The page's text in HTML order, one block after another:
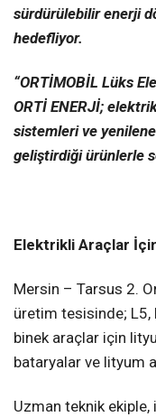
sürdürülebilir enerji
hedefliyor.
“ORTİMOBİL Lüks
ORTİ ENERJİ;
sistemleri ve
geliştirdiği ürünlerle
Elektrikli Araçlar
Mersin – Tarsus 2.
üretim tesisinde;
binek araçlar için
bataryalar ve lityum
Uzman teknik